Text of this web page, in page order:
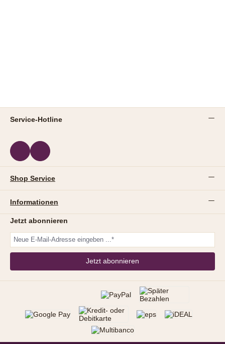
Service-Hotline
Shop Service
Informationen
Jetzt abonnieren
Jetzt abonnieren